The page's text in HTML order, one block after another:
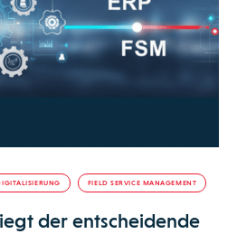
FIELD SERVICE MANAGEMENT
der entscheidende